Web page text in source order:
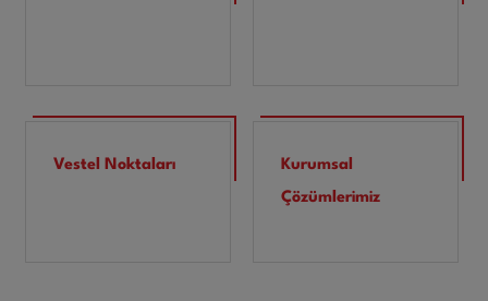
Vestel Noktaları
Kurumsal
Çözümlerimiz